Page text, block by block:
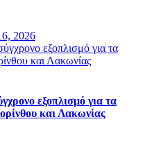
2026
εξοπλισμό για τα
και Λακωνίας